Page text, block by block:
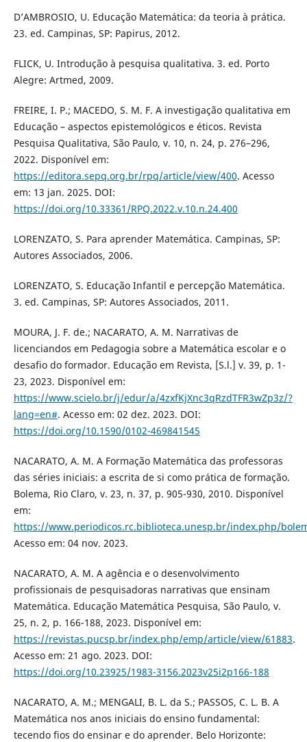
D’AMBROSIO, U. Educação Matemática: da teoria à prática.
23. ed. Campinas, SP: Papirus, 2012.
FLICK, U. Introdução à pesquisa qualitativa. 3. ed. Porto
Alegre: Artmed, 2009.
FREIRE, I. P.; MACEDO, S. M. F. A investigação qualitativa em
Educação – aspectos epistemológicos e éticos. Revista
Pesquisa Qualitativa, São Paulo, v. 10, n. 24, p. 276–296,
2022. Disponível em:
https://editora.sepq.org.br/rpq/article/view/400. Acesso
em: 13 jan. 2025. DOI:
https://doi.org/10.33361/RPQ.2022.v.10.n.24.400
LORENZATO, S. Para aprender Matemática. Campinas, SP:
Autores Associados, 2006.
LORENZATO, S. Educação Infantil e percepção Matemática.
3. ed. Campinas, SP: Autores Associados, 2011.
MOURA, J. F. de.; NACARATO, A. M. Narrativas de
licenciandos em Pedagogia sobre a Matemática escolar e o
desafio do formador. Educação em Revista, [S.l.] v. 39, p. 1-
23, 2023. Disponível em:
https://www.scielo.br/j/edur/a/4zxfKjXnc3qRzdTFR3wZp3z/?
lang=en#. Acesso em: 02 dez. 2023. DOI:
https://doi.org/10.1590/0102-469841545
NACARATO, A. M. A Formação Matemática das professoras
das séries iniciais: a escrita de si como prática de formação.
Bolema, Rio Claro, v. 23, n. 37, p. 905-930, 2010. Disponível
em:
https://www.periodicos.rc.biblioteca.unesp.br/index.php/
Acesso em: 04 nov. 2023.
NACARATO, A. M. A agência e o desenvolvimento
profissionais de pesquisadoras narrativas que ensinam
Matemática. Educação Matemática Pesquisa, São Paulo, v.
25, n. 2, p. 166-188, 2023. Disponível em:
https://revistas.pucsp.br/index.php/emp/article/view/61883.
Acesso em: 21 ago. 2023. DOI:
https://doi.org/10.23925/1983-3156.2023v25i2p166-188
NACARATO, A. M.; MENGALI, B. L. da S.; PASSOS, C. L. B. A
Matemática nos anos iniciais do ensino fundamental:
tecendo fios do ensinar e do aprender. Belo Horizonte: